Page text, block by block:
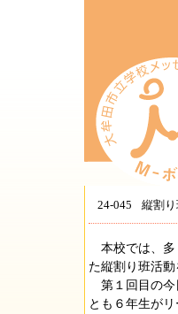
24-045 縦割
本校では、多
た縦割り班活
第１回目の今
とも６年生が